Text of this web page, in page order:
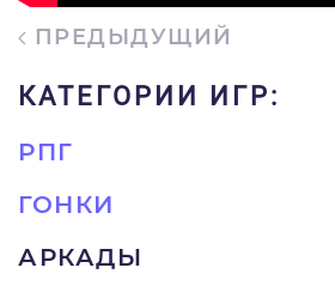
ПРЕДЫДУЩИЙ
КАТЕГОРИИ ИГР:
РПГ
ГОНКИ
АРКАДЫ